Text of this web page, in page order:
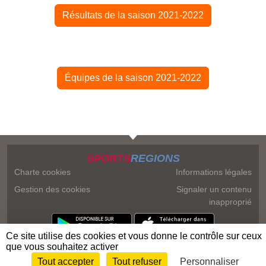
Résultats de la saison 2021-2022
Équipes de la saison 2021-2022
SPORTSREGIONS
Charte cookies
Gestion des cookies
Informations légales
Signaler un contenu
inapproprié
Envie de participer ? Connexion
Ce site utilise des cookies et vous donne le contrôle sur ceux
que vous souhaitez activer
Tout accepter
Tout refuser Personnaliser